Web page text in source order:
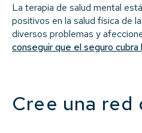
La terapia de salud mental
positivos en la salud física de
diversos problemas y
conseguir que el seguro cubra
Cree una red